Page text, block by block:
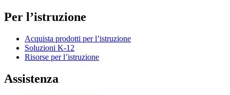
Per l’istruzione
Acquista prodotti per l’istruzione
Soluzioni K-12
Risorse per l’istruzione
Assistenza